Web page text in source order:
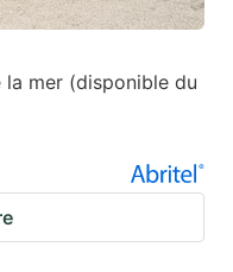
mer (disponible du